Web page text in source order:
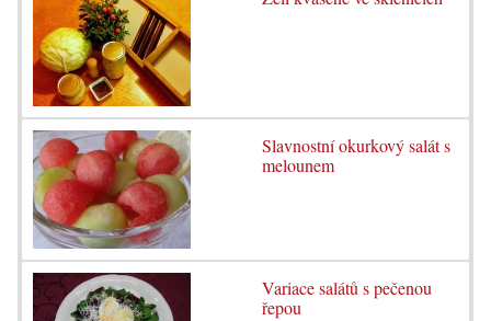
Slavnostní okurkový salát s
melounem
Variace salátů s pečenou
řepou